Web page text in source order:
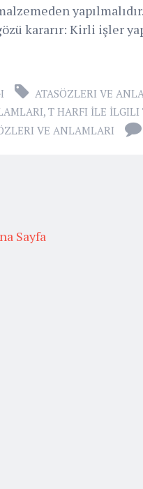
kararır: Kirli işler
ATASÖZLERI VE
, T HARFI İLE İLGILI
VE ANLAMLARI
Sayfa